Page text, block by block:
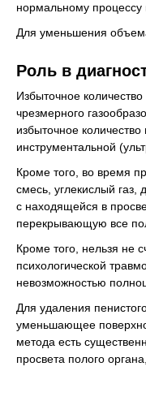
нормальному процессу
Для уменьшения
Роль в
Избыточное
чрезмерного
избыточное
инструментальной
Кроме того, во время
смесь, углекислый газ,
с находящейся в
перекрывающую все
Кроме того, нельзя не
психологической
невозможностью
Для удаления
уменьшающее
метода есть
просвета полого